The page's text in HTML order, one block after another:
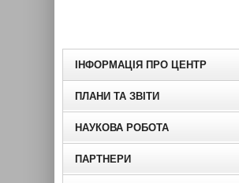
ІНФОРМАЦІЯ ПРО ЦЕНТР
ПЛАНИ ТА ЗВІТИ
НАУКОВА РОБОТА
ПАРТНЕРИ